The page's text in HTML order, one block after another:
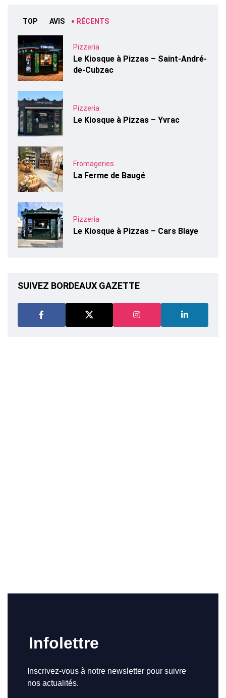
TOP AVIS RÉCENTS
Pizzeria
Le Kiosque à Pizzas – Saint-André-
de-Cubzac
Pizzeria
Le Kiosque à Pizzas – Yvrac
Fromageries
La Ferme de Baugé
Pizzeria
Le Kiosque à Pizzas – Cars Blaye
SUIVEZ BORDEAUX GAZETTE
Infolettre
Inscrivez-vous à notre newsletter pour suivre
nos actualités.